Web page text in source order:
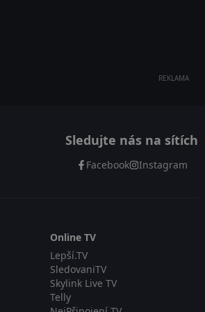
REKLAMA
Sledujte nás na sítích
Facebook Instagram
Online TV
Lepší.TV
SledovaniTV
Skylink Live TV
Telly